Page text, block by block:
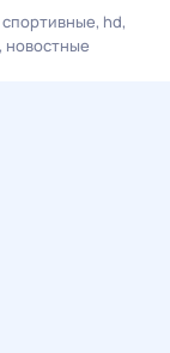
спортивные hd
новостные